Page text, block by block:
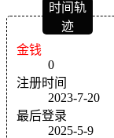
时间轨
迹
金钱
0
注册时间
2023-7-20
最后登录
2025-5-9